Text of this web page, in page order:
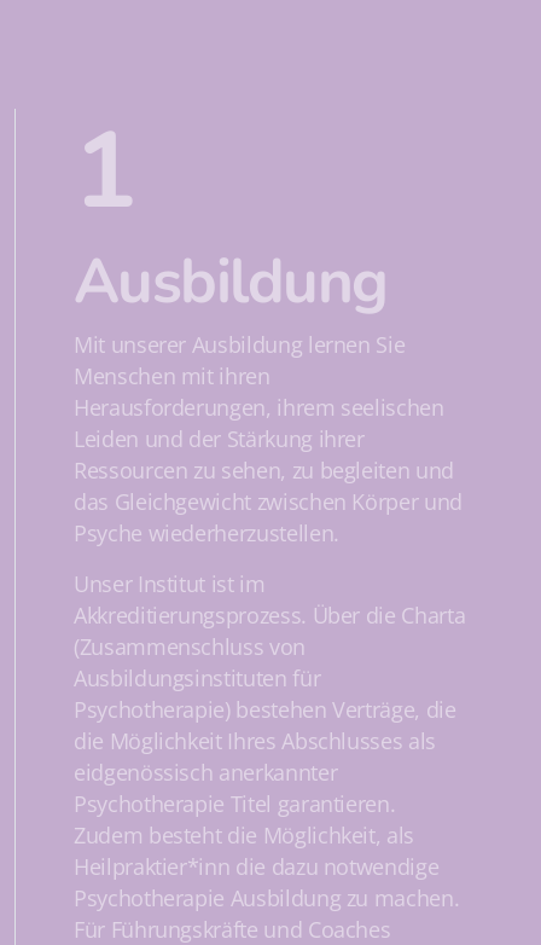
1
Ausbildung
Mit unserer Ausbildung lernen Sie
Menschen mit ihren
Herausforderungen, ihrem seelischen
Leiden und der Stärkung ihrer
Ressourcen zu sehen, zu begleiten und
das Gleichgewicht zwischen Körper und
Psyche wiederherzustellen.
Unser Institut ist im
Akkreditierungsprozess. Über die Charta
(Zusammenschluss von
Ausbildungsinstituten für
Psychotherapie) bestehen Verträge, die
die Möglichkeit Ihres Abschlusses als
eidgenössisch anerkannter
Psychotherapie Titel garantieren.
Zudem besteht die Möglichkeit, als
Heilpraktier*inn die dazu notwendige
Psychotherapie Ausbildung zu machen.
Für Führungskräfte und Coaches